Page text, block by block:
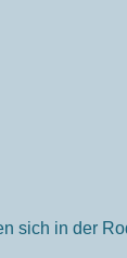
sich in der